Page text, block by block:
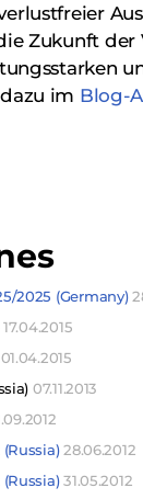
Zukunft
im Blog-
2025 (Germany)
17.04.2015
01.04.2015
07.11.2013
(Russia)28.06.2012
(Russia)31.05.2012